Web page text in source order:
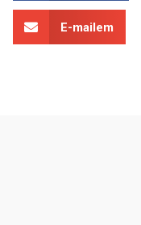
E-mailem